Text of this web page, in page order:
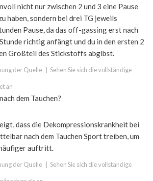
nicht nur zwischen 2 und 3 eine Pause
haben, sondern bei drei TG jeweils
Pause, da das off-gassing erst nach
richtig anfängt und du in den ersten 2
Großteil des Stickstoffs abgibst.
der Quelle Sehen Sie sich die vollständige
an
dem Tauchen?
dass die Dekompressionskrankheit bei
nach dem Tauchen Sport treiben, um
auftritt.
der Quelle Sehen Sie sich die vollständige